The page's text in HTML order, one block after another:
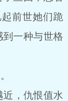
前世她们跪
一种与世格
，仇恨值水